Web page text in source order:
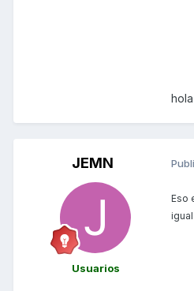
JEMN
Usuarios
Eso